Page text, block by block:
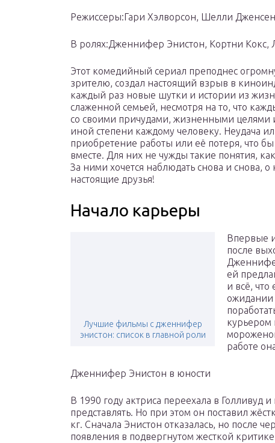
Режиссеры:Гари Хэлворсон, Шелли
В ролях:Дженнифер Энистон, Кортни Кокс,
Этот комедийный сериал преподнес
зрителю, создал настоящий взрыв в
каждый раз новые шутки и истории из
слаженной семьей, несмотря на то, что
со своими причудами, жизненными целями
иной степени каждому человеку. Неудача
приобретение работы или её потеря, что
вместе. Для них не чужды такие понятия,
За ними хочется наблюдать снова и снова,
настоящие друзья!
Начало карьеры
Лучшие фильмы с дженнифер
энистон: список в главной роли
Впервые
после
ей
и всё, что
курьером
работе
Дженнифер Энистон в юности
В 1990 году актриса переехала в Голливуд
представлять. Но при этом он поставил
кг. Сначала Энистон отказалась, но после
появления в подвергнутом жесткой